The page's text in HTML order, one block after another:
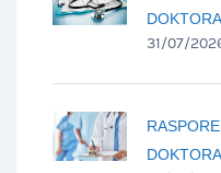
31/07/